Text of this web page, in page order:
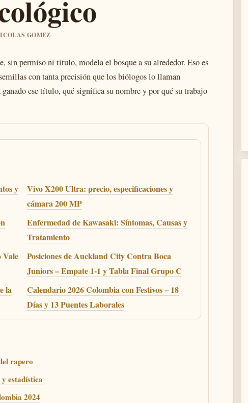
GOMEZ
sin permiso ni título, modela el bosque a su alrededor. Eso es
con tanta precisión que los biólogos lo llaman
ese título, qué significa su nombre y por qué su trabajo
y
Vivo X200 Ultra: precio, especificaciones y
cámara 200 MP
Enfermedad de Kawasaki: Síntomas, Causas y
Tratamiento
Vale
Posiciones de Auckland City Contra Boca
Juniors – Empate 1-1 y Tabla Final Grupo C
la
Calendario 2026 Colombia con Festivos – 18
Días y 13 Puentes Laborales
rapero
estadística
2024